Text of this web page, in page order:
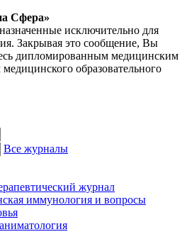
Сфера»
исключительно для
Закрывая это сообщение, Вы
дипломированным медицинским
образовательного
Все журналы
журнал
иммунология и вопросы